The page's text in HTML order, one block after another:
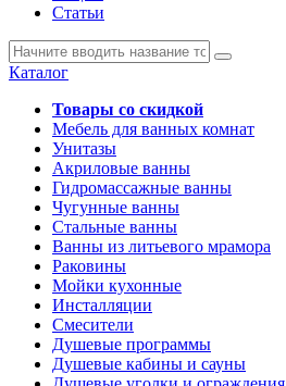
Статьи
Каталог
Товары со скидкой
Мебель для ванных комнат
Унитазы
Акриловые ванны
Гидромассажные ванны
Чугунные ванны
Стальные ванны
Ванны из литьевого мрамора
Раковины
Мойки кухонные
Инсталляции
Смесители
Душевые программы
Душевые кабины и сауны